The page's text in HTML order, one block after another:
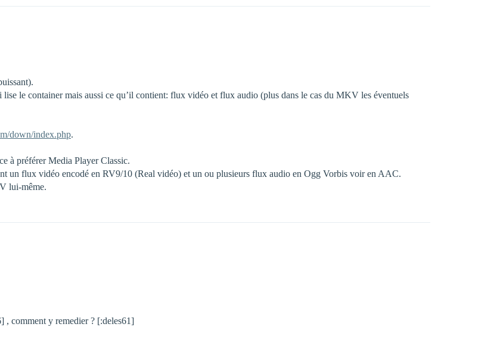
le container mais aussi ce qu’il contient: flux vidéo et flux audio (plus dans le cas du MKV les éventuels
down/index.php.
à préférer Media Player Classic.
un flux vidéo encodé en RV9/10 (Real vidéo) et un ou plusieurs flux audio en Ogg Vorbis voir en AAC.
lui-même.
, comment y remedier ? [:deles61]